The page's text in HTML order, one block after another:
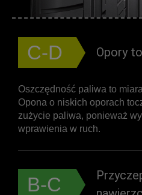
C-D Opory
Oszczędność paliwa to
Opona o niskich oporach
zużycie paliwa, ponieważ
wprawienia w ruch.
B-C